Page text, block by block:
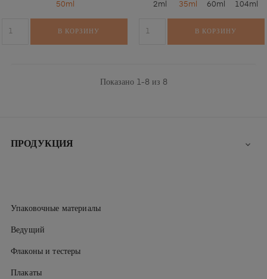
50ml
В КОРЗИНУ
2ml 35ml 60ml 104ml
В КОРЗИНУ
Показано 1-8 из 8
ПРОДУКЦИЯ 
Упаковочные материалы
Ведущий
Флаконы и тестеры
Плакаты